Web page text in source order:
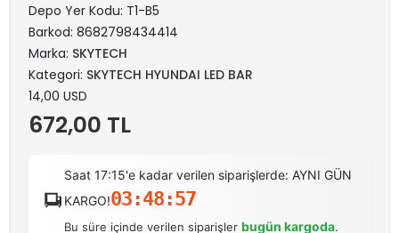
Depo Yer Kodu: T1-B5
Barkod: 8682798434414
Marka: SKYTECH
Kategori: SKYTECH HYUNDAI LED BAR
14,00 USD
672,00 TL
Saat 17:15'e kadar verilen siparişlerde: AYNI GÜN
KARGO!03:48:56
Bu süre içinde verilen siparişlerbugün kargoda.